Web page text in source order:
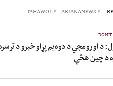
ARIANANEWS
TAHAWOL
د اورومچي د دوه‌يم پړاو خبرو د
د چین هڅې